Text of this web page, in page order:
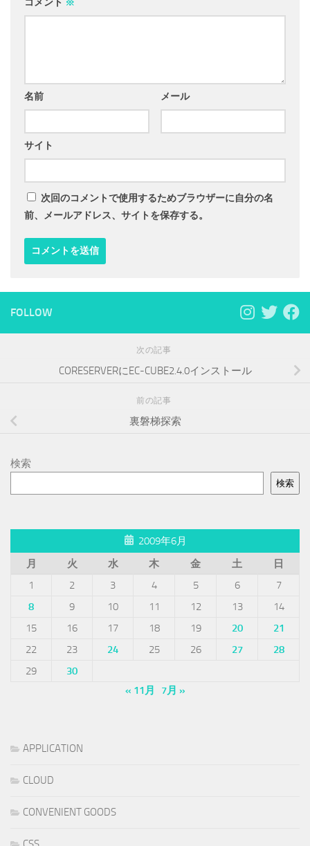
コメント ※
名前 メール
サイト
次回のコメントで使用するためブラウザーに自分の名
前、メールアドレス、サイトを保存する。
FOLLOW
次の記事
CORESERVERにEC-CUBE2.4.0インストール
前の記事
裏磐梯探索
検索
検索
2009年6月
月
火 水 木 金 土
日
1
2 3 4 5 6
7
8
9 10 11 12 13
14
15
16 17 18 19 20
21
22
23 24 25 26 27
28
29
30
« 11月
7月 »
APPLICATION
CLOUD
CONVENIENT GOODS